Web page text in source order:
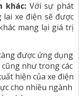
khác: Với sự phát
xe điện sẽ được
mang lại giá trị